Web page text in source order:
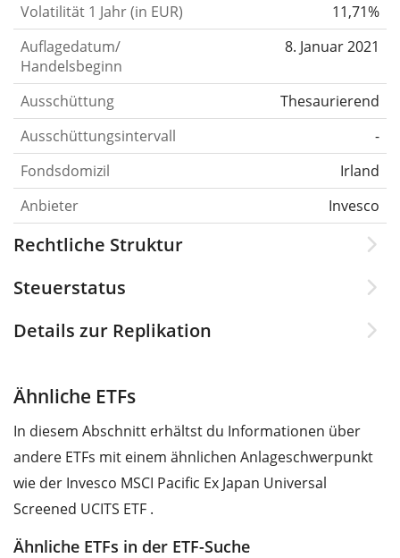
Volatilität 1 Jahr (in EUR)
11,71%
Auflagedatum/
Handelsbeginn
8. Januar 2021
Ausschüttung
Thesaurierend
Ausschüttungsintervall
-
Fondsdomizil
Irland
Anbieter
Invesco
Rechtliche Struktur
Steuerstatus
Details zur Replikation
Ähnliche ETFs
In diesem Abschnitt erhältst du Informationen über
andere ETFs mit einem ähnlichen Anlageschwerpunkt
wie der Invesco MSCI Pacific Ex Japan Universal
Screened UCITS ETF .
Ähnliche ETFs in der ETF-Suche